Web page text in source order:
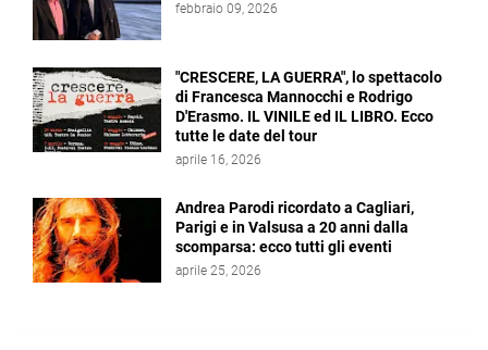
febbraio 09, 2026
"CRESCERE, LA GUERRA", lo spettacolo
di Francesca Mannocchi e Rodrigo
D'Erasmo. IL VINILE ed IL LIBRO. Ecco
tutte le date del tour
aprile 16, 2026
Andrea Parodi ricordato a Cagliari,
Parigi e in Valsusa a 20 anni dalla
scomparsa: ecco tutti gli eventi
aprile 25, 2026